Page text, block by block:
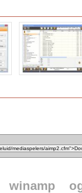
winamp